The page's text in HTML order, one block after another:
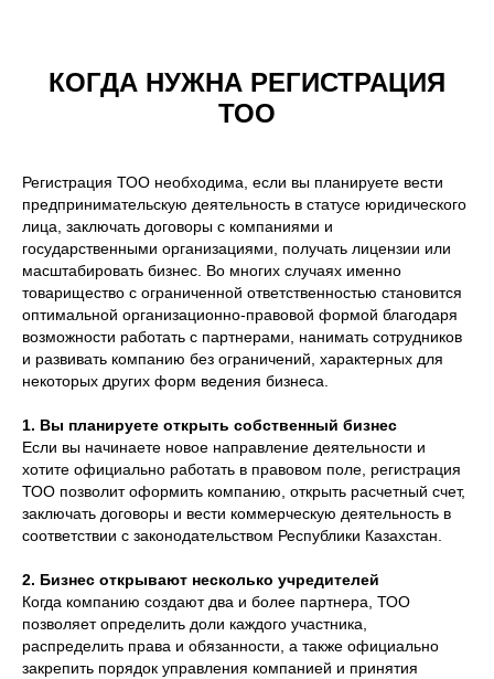
КОГДА НУЖНА РЕГИСТРАЦИЯ
ТОО
Регистрация ТОО необходима, если вы планируете вести
предпринимательскую деятельность в статусе юридического
лица, заключать договоры с компаниями и
государственными организациями, получать лицензии или
масштабировать бизнес. Во многих случаях именно
товарищество с ограниченной ответственностью становится
оптимальной организационно-правовой формой благодаря
возможности работать с партнерами, нанимать сотрудников
и развивать компанию без ограничений, характерных для
некоторых других форм ведения бизнеса.
1. Вы планируете открыть собственный бизнес
Если вы начинаете новое направление деятельности и
хотите официально работать в правовом поле, регистрация
ТОО позволит оформить компанию, открыть расчетный счет,
заключать договоры и вести коммерческую деятельность в
соответствии с законодательством Республики Казахстан.
2. Бизнес открывают несколько учредителей
Когда компанию создают два и более партнера, ТОО
позволяет определить доли каждого участника,
распределить права и обязанности, а также официально
закрепить порядок управления компанией и принятия